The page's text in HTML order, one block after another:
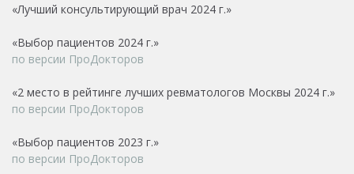
«Лучший консультирующий врач 2024 г.»
«Выбор пациентов 2024 г.»
по версии ПроДокторов
«2 место в рейтинге лучших ревматологов Москвы 2024 г.»
по версии ПроДокторов
«Выбор пациентов 2023 г.»
по версии ПроДокторов